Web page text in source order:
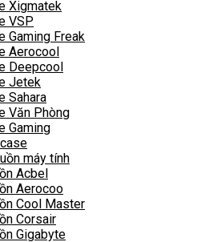
Xigmatek
VSP
Gaming Freak
Aerocool
Deepcool
Jetek
Sahara
Văn Phòng
Gaming
máy tính
Acbel
Aerocoo
Cool Master
Corsair
Gigabyte